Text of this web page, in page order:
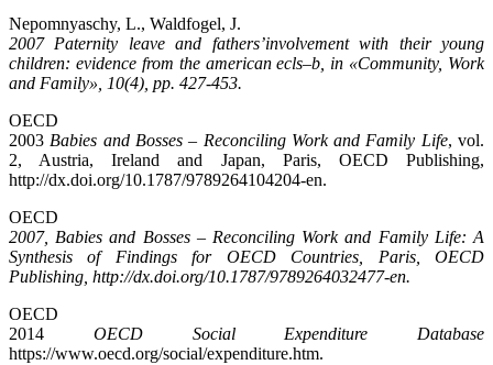
Nepomnyaschy, L., Waldfogel, J.
2007 Paternity leave and fathers’involvement with their young
children: evidence from the american ecls–b, in «Community, Work
and Family», 10(4), pp. 427-453.
OECD
2003 Babies and Bosses – Reconciling Work and Family Life, vol.
2, Austria, Ireland and Japan, Paris, OECD Publishing,
http://dx.doi.org/10.1787/9789264104204-en.
OECD
2007, Babies and Bosses – Reconciling Work and Family Life: A
Synthesis of Findings for OECD Countries, Paris, OECD
Publishing, http://dx.doi.org/10.1787/9789264032477-en.
OECD
2014 OECD Social Expenditure Database
https://www.oecd.org/social/expenditure.htm.